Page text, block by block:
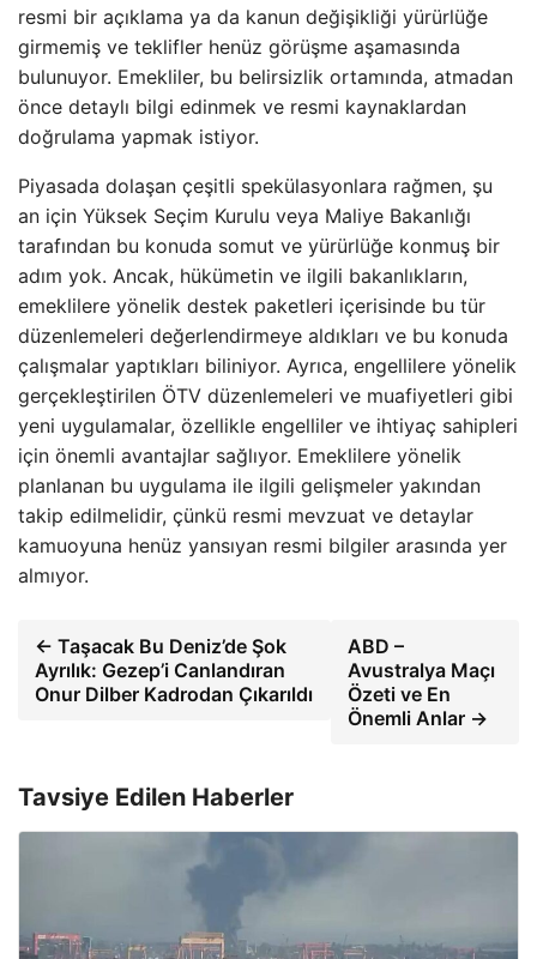
resmi bir açıklama ya da kanun değişikliği yürürlüğe
girmemiş ve teklifler henüz görüşme aşamasında
bulunuyor. Emekliler, bu belirsizlik ortamında, atmadan
önce detaylı bilgi edinmek ve resmi kaynaklardan
doğrulama yapmak istiyor.
Piyasada dolaşan çeşitli spekülasyonlara rağmen, şu
an için Yüksek Seçim Kurulu veya Maliye Bakanlığı
tarafından bu konuda somut ve yürürlüğe konmuş bir
adım yok. Ancak, hükümetin ve ilgili bakanlıkların,
emeklilere yönelik destek paketleri içerisinde bu tür
düzenlemeleri değerlendirmeye aldıkları ve bu konuda
çalışmalar yaptıkları biliniyor. Ayrıca, engellilere yönelik
gerçekleştirilen ÖTV düzenlemeleri ve muafiyetleri gibi
yeni uygulamalar, özellikle engelliler ve ihtiyaç sahipleri
için önemli avantajlar sağlıyor. Emeklilere yönelik
planlanan bu uygulama ile ilgili gelişmeler yakından
takip edilmelidir, çünkü resmi mevzuat ve detaylar
kamuoyuna henüz yansıyan resmi bilgiler arasında yer
almıyor.
← Taşacak Bu Deniz’de Şok
Ayrılık: Gezep’i Canlandıran
Onur Dilber Kadrodan Çıkarıldı
ABD –
Avustralya Maçı
Özeti ve En
Önemli Anlar →
Tavsiye Edilen Haberler